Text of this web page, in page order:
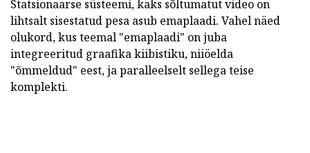
Statsionaarse süsteemi, kaks sõltumatut video on
lihtsalt sisestatud pesa asub emaplaadi. Vahel näed
olukord, kus teemal "emaplaadi" on juba
integreeritud graafika kiibistiku, niiöelda
"õmmeldud" eest, ja paralleelselt sellega teise
komplekti.